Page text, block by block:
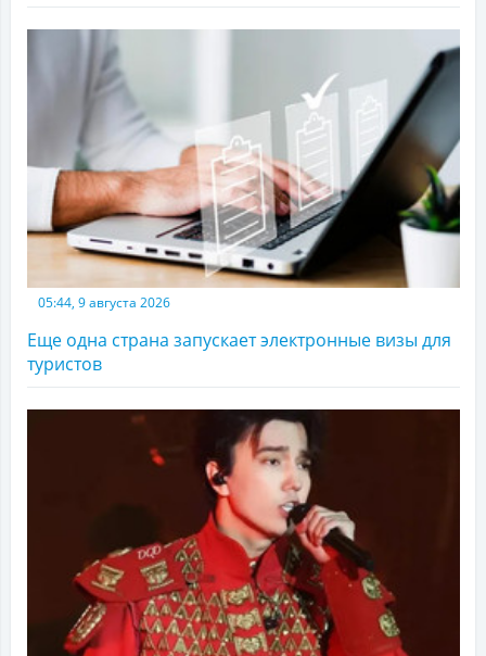
05:44, 9 августа 2026
Еще одна страна запускает электронные визы для
туристов